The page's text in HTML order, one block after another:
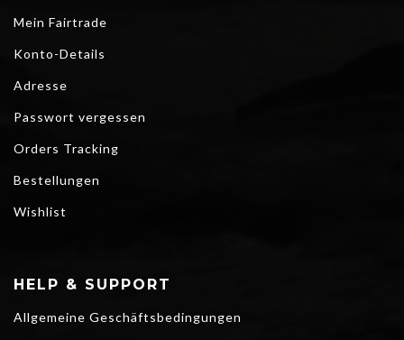
Mein Fairtrade
Konto-Details
Adresse
Passwort vergessen
Orders Tracking
Bestellungen
Wishlist
HELP & SUPPORT
Allgemeine Geschäftsbedingungen